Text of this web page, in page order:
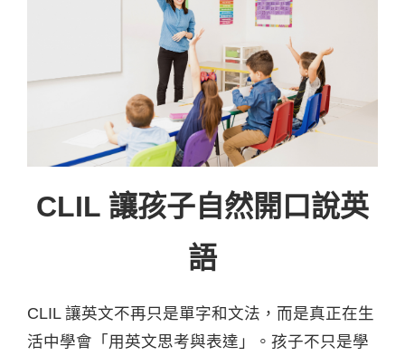
CLIL 讓孩子自然開口說英
語
CLIL 讓英文不再只是單字和文法，而是真正在生
活中學會「用英文思考與表達」。孩子不只是學